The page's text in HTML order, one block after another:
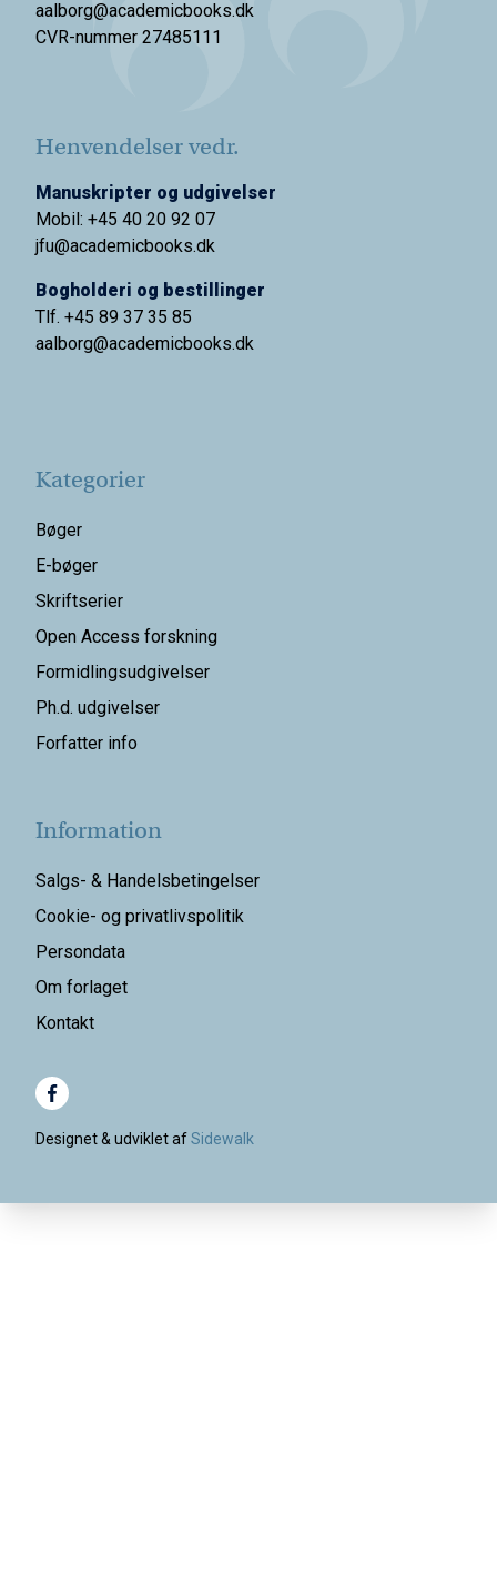
aalborg@academicbooks.dk
CVR-nummer 27485111
Henvendelser vedr.
Manuskripter og udgivelser
Mobil: +45 40 20 92 07
jfu@academicbooks.dk
Bogholderi og bestillinger
Tlf. +45 89 37 35 85
aalborg@academicbooks.dk
Kategorier
Bøger
E-bøger
Skriftserier
Open Access forskning
Formidlingsudgivelser
Ph.d. udgivelser
Forfatter info
Information
Salgs- & Handelsbetingelser
Cookie- og privatlivspolitik
Persondata
Om forlaget
Kontakt
Designet & udviklet afSidewalk